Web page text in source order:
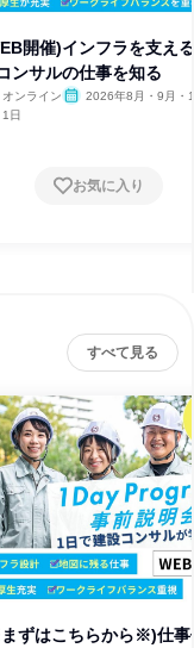
開催)インフラを支え
ンサルの仕事を知る
オンライン
2026年8月・9月・
1日
お気に入り
すべて見る
ずはこちらから※)仕事